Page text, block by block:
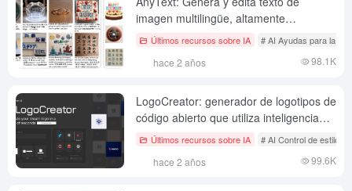
imagen multilingüe, altamente
controlable para generar múltiples
Últimos recursos sobre IA # AI Ayudas para la
hace 2 años 98.1K
LogoCreator: generador de logotipos de
código abierto que utiliza inteligencia
artificial para generar logotipos de
Últimos recursos sobre IA # AI Control de estilo
hace 2 años 99.6K